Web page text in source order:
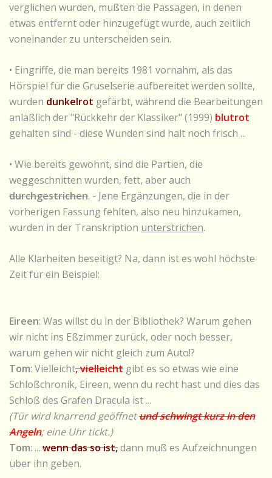
verglichen wurden, mußten die Passagen, in denen
etwas entfernt oder hinzugefügt wurde, auch zeitlich
voneinander zu unterscheiden sein.
• Eingriffe, die man bereits 1981 vornahm, als das
Hörspiel für die Gruselserie aufbereitet werden sollte,
wurden dunkelrot gefärbt, während die Bearbeitungen
anläßlich der "Rückkehr der Klassiker" (1999) blutrot
gehalten sind - diese Wunden sind halt noch frisch ...
• Wie bereits gewohnt, sind die Partien, die
weggeschnitten wurden, fett, aber auch
durchgestrichen. - Jene Ergänzungen, die in der
vorherigen Fassung fehlten, also neu hinzukamen,
wurden in der Transkription unterstrichen.
Alle Klarheiten beseitigt? Na, dann ist es wohl höchste
Zeit für ein Beispiel:
Eireen: Was willst du in der Bibliothek? Warum gehen
wir nicht ins Eßzimmer zurück, oder noch besser,
warum gehen wir nicht gleich zum Auto!?
Tom: Vielleicht, vielleicht gibt es so etwas wie eine
Schloßchronik, Eireen, wenn du recht hast und dies das
Schloß des Grafen Dracula ist ...
(Tür wird knarrend geöffnetund schwingt kurz in den
Angeln; eine Uhr tickt.)
Tom: ... wenn das so ist,dann muß es Aufzeichnungen
über ihn geben.